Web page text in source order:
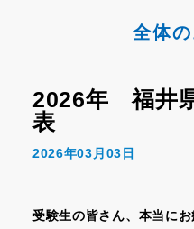
全体
2026年 福井
表
2026年03月03日
受験生の皆さん、本当にお